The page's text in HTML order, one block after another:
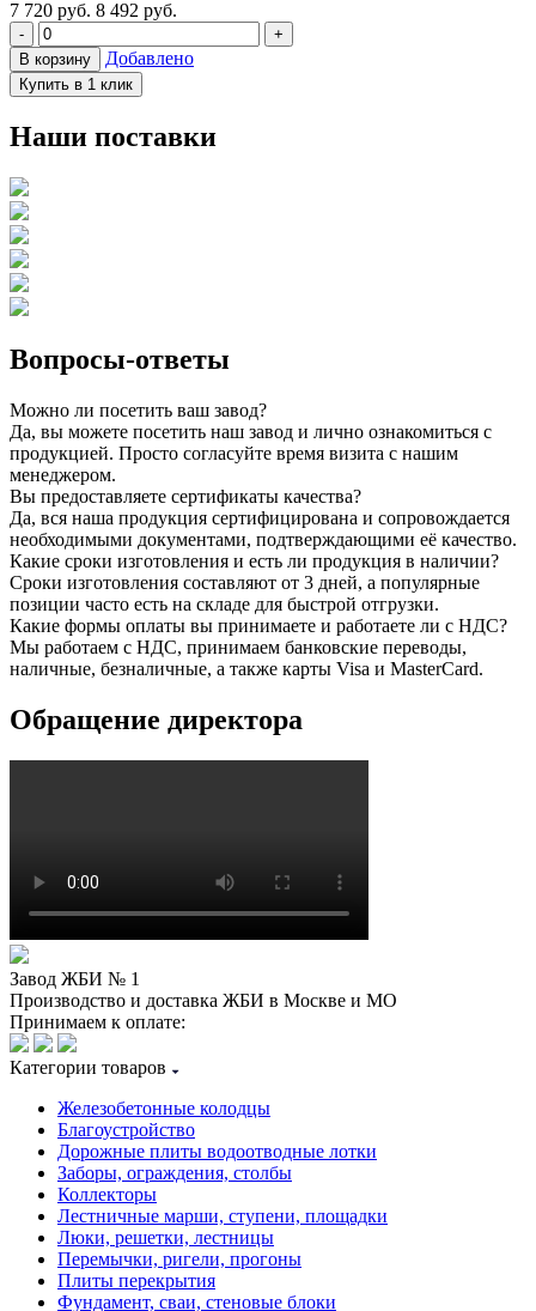
7 720 руб. 8 492 руб.
-
+
В корзину
Добавлено
Купить в 1 клик
Наши поставки
Вопросы-ответы
Можно ли посетить ваш завод?
Да, вы можете посетить наш завод и лично ознакомиться с
продукцией. Просто согласуйте время визита с нашим
менеджером.
Вы предоставляете сертификаты качества?
Да, вся наша продукция сертифицирована и сопровождается
необходимыми документами, подтверждающими её качество.
Какие сроки изготовления и есть ли продукция в наличии?
Сроки изготовления составляют от 3 дней, а популярные
позиции часто есть на складе для быстрой отгрузки.
Какие формы оплаты вы принимаете и работаете ли с НДС?
Мы работаем с НДС, принимаем банковские переводы,
наличные, безналичные, а также карты Visa и MasterCard.
Обращение директора
Завод ЖБИ № 1
Производство и доставка ЖБИ в Москве и МО
Принимаем к оплате:
Категории товаров
Железобетонные колодцы
Благоустройство
Дорожные плиты водоотводные лотки
Заборы, ограждения, столбы
Коллекторы
Лестничные марши, ступени, площадки
Люки, решетки, лестницы
Перемычки, ригели, прогоны
Плиты перекрытия
Фундамент, сваи, стеновые блоки